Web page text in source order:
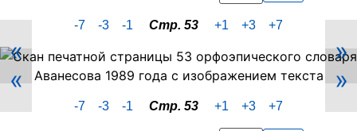
-7 -3 -1 Стр. 53 +1 +3 +7
Скан
PDF-
страницы
53
«
»
«
»
-7 -3 -1 Стр. 53 +1 +3 +7